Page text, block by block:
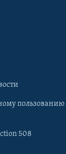
пользованию
508